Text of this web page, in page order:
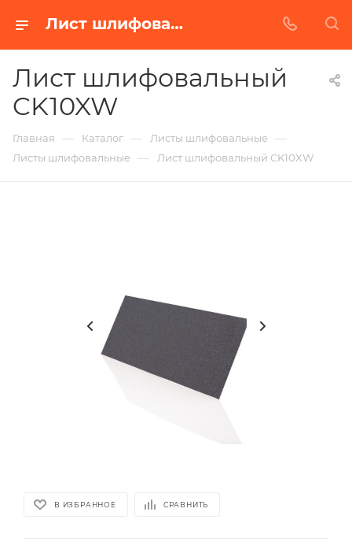
Лист шлифовальный CK10XW в Белгороде | Купить по недорогой цене от Абразивного Завода
Лист шлифовальный
CK10XW
Главная — Каталог — Листы шлифовальные —
Листы шлифовальные — Лист шлифовальный CK10XW
В ИЗБРАННОЕ СРАВНИТЬ